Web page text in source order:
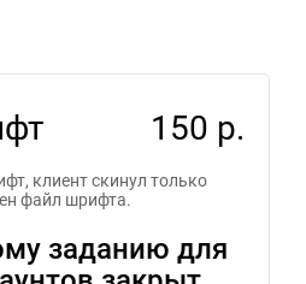
150 р.
клиент скинул только
файл шрифта.
заданию для